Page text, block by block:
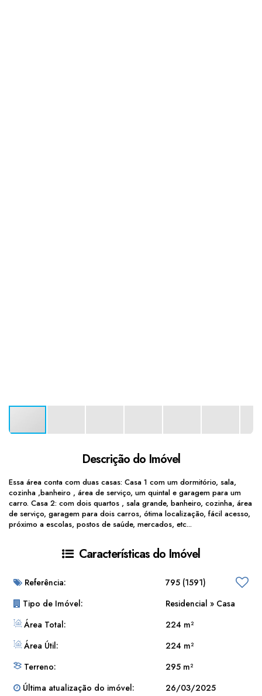
Descrição do Imóvel
Essa área conta com duas casas: Casa 1 com um dormitório, sala,
cozinha ,banheiro , área de serviço, um quintal e garagem para um
carro. Casa 2: com dois quartos , sala grande, banheiro, cozinha, área
de serviço, garagem para dois carros, ótima localização, fácil acesso,
próximo a escolas, postos de saúde, mercados, etc...
Características do Imóvel
Referência: 795 (1591)
Tipo de Imóvel:
Residencial » Casa
Área Total:
224 m²
Área Útil:
224 m²
Terreno:
295 m²
Última atualização do imóvel:
26/03/2025